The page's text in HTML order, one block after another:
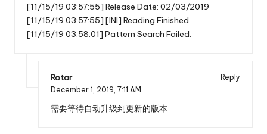
[11/15/19 03:57:55] Release Date: 02/03/2019
[11/15/19 03:57:55] [INI] Reading Finished
[11/15/19 03:58:01] Pattern Search Failed.
Rotar
Reply
December 1, 2019, 7:11 AM
需要等待自动升级到更新的版本